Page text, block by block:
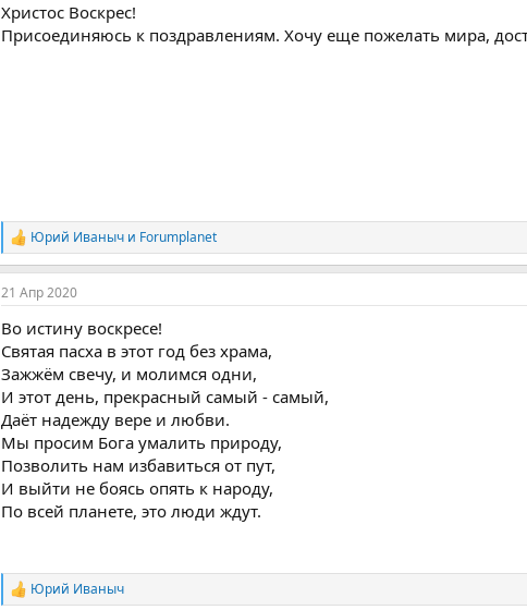
и
и
Христос Воскрес!
Присоединяюсь к поздравлениям. Хочу еще пожелать мира,
Р
е
а
к
и
и
Юрий Иваныч и Forumplanet
21 Апр 2020
Во истину воскресе!
Святая пасха в этот год без храма,
Зажжём свечу, и молимся одни,
И этот день, прекрасный самый - самый,
Даёт надежду вере и любви.
Мы просим Бога умалить природу,
Позволить нам избавиться от пут,
И выйти не боясь опять к народу,
По всей планете, это люди ждут.
Р
Юрий Иваныч